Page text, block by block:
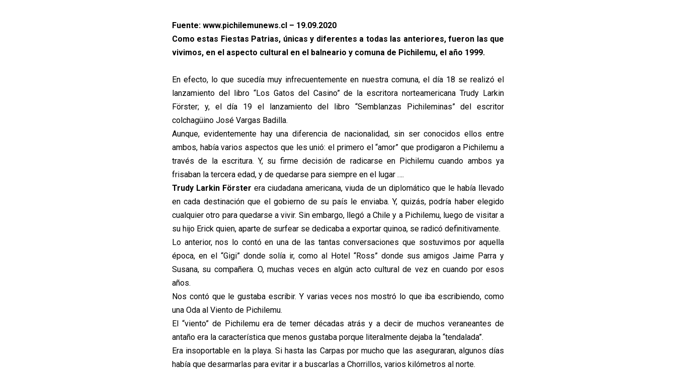
Fuente: www.pichilemunews.cl – 19.09.2020
Como estas Fiestas Patrias, únicas y diferentes a todas las anteriores, fueron las que
vivimos, en el aspecto cultural en el balneario y comuna de Pichilemu, el año 1999.
En efecto, lo que sucedía muy infrecuentemente en nuestra comuna, el día 18 se realizó el
lanzamiento del libro “Los Gatos del Casino” de la escritora norteamericana Trudy Larkin
Förster; y, el día 19 el lanzamiento del libro “Semblanzas Pichileminas” del escritor
colchagüino José Vargas Badilla.
Aunque, evidentemente hay una diferencia de nacionalidad, sin ser conocidos ellos entre
ambos, había varios aspectos que les unió: el primero el “amor” que prodigaron a Pichilemu a
través de la escritura. Y, su firme decisión de radicarse en Pichilemu cuando ambos ya
frisaban la tercera edad, y de quedarse para siempre en el lugar ….
Trudy Larkin Förster era ciudadana americana, viuda de un diplomático que le había llevado
en cada destinación que el gobierno de su país le enviaba. Y, quizás, podría haber elegido
cualquier otro para quedarse a vivir. Sin embargo, llegó a Chile y a Pichilemu, luego de visitar a
su hijo Erick quien, aparte de surfear se dedicaba a exportar quinoa, se radicó definitivamente.
Lo anterior, nos lo contó en una de las tantas conversaciones que sostuvimos por aquella
época, en el “Gigi” donde solía ir, como al Hotel “Ross” donde sus amigos Jaime Parra y
Susana, su compañera. O, muchas veces en algún acto cultural de vez en cuando por esos
años.
Nos contó que le gustaba escribir. Y varias veces nos mostró lo que iba escribiendo, como
una Oda al Viento de Pichilemu.
El “viento” de Pichilemu era de temer décadas atrás y a decir de muchos veraneantes de
antaño era la característica que menos gustaba porque literalmente dejaba la “tendalada”.
Era insoportable en la playa. Si hasta las Carpas por mucho que las aseguraran, algunos días
había que desarmarlas para evitar ir a buscarlas a Chorrillos, varios kilómetros al norte.